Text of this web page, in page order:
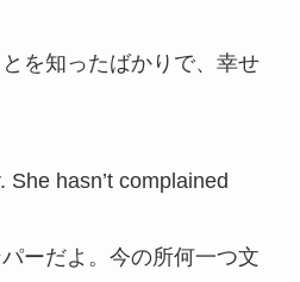
を知ったばかりで、幸せ
She hasn’t complained
ーだよ。今の所何一つ文